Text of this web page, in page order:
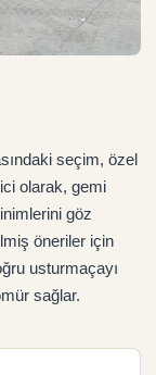
seçim, özel
olarak, gemi
göz
öneriler için
usturmaçayı
sağlar.